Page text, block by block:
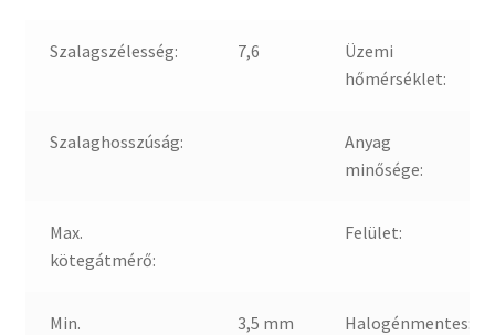
Szalagszélesség: 7,6
Üzemi
hőmérséklet:
Szalaghosszúság:
Anyag
minősége:
Max.
kötegátmérő:
Felület:
Min.
3,5 mm Halogénmentes: